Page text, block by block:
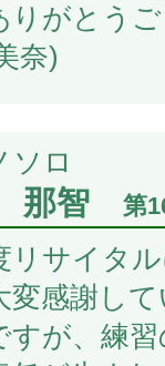
りがとう
奈)
ソロ
那智 第
リサイタ
変感謝し
すが、練